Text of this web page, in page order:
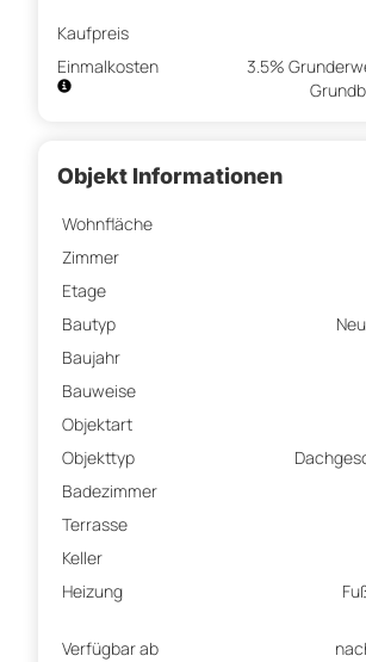
Kaufpreis
Einmalkosten
3.5%
Objekt Informationen
Wohnfläche
Zimmer
Etage
Bautyp
Baujahr
Bauweise
Objektart
Objekttyp
Badezimmer
Terrasse
Keller
Heizung
Verfügbar ab